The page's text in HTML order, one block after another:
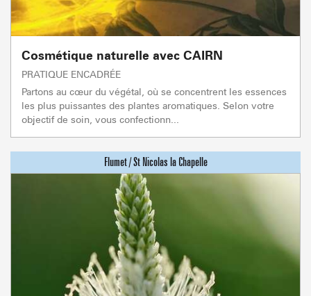
Cosmétique naturelle avec CAIRN
PRATIQUE ENCADRÉE
Partons au cœur du végétal, où se concentrent les essences
les plus puissantes des plantes aromatiques. Selon votre
objectif de soin, vous confectionn...